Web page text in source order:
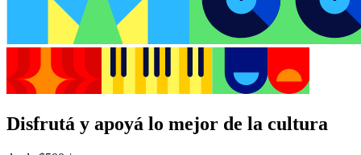
Disfrutá y apoyá lo mejor de la cultura